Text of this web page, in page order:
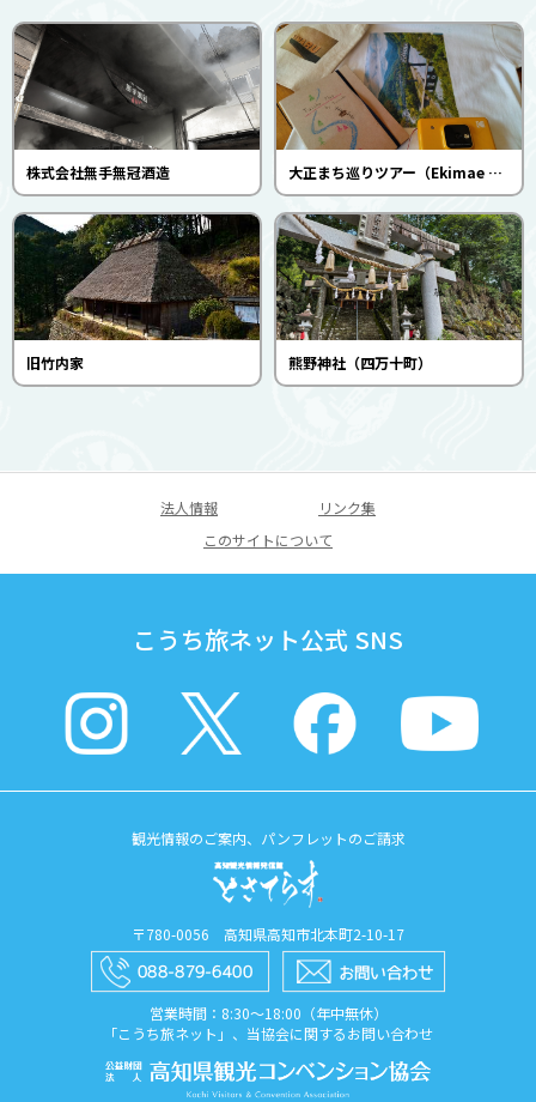
株式会社無手無冠酒造 大正まち巡りツアー（Ekimae house Samaru）
旧竹内家 熊野神社（四万十町）
法人情報
リンク集
このサイトについて
こうち旅ネット公式 SNS
観光情報のご案内、パンフレットのご請求
〒780-0056 高知県高知市北本町2-10-17
営業時間：8:30〜18:00（年中無休）
「こうち旅ネット」、当協会に関するお問い合わせ